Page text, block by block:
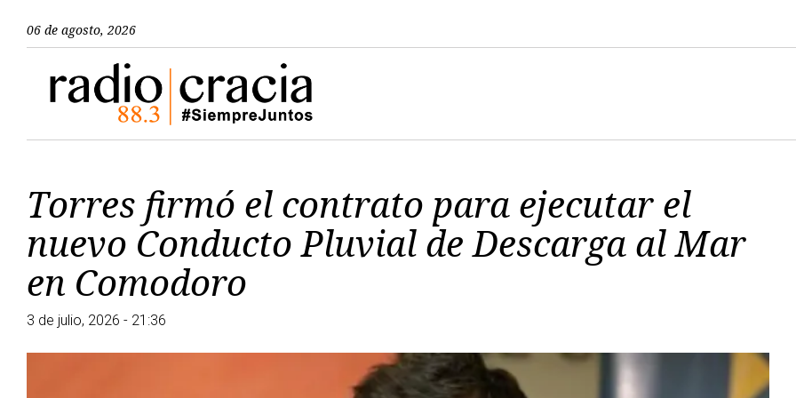
06 de agosto, 2026
Torres firmó el contrato para ejecutar el
nuevo Conducto Pluvial de Descarga al Mar
en Comodoro
3 de julio, 2026 - 21:36